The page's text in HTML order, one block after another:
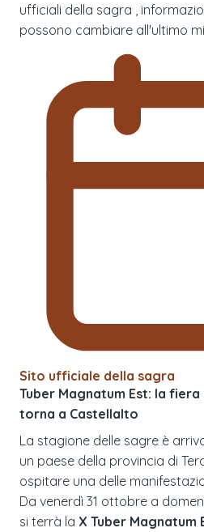
ufficiali della sagra ,
possono cambiare all'ultimo
Sito ufficiale della sagra
Tuber Magnatum Est: la
torna a Castellalto
La stagione delle sagre è
un paese della provincia di
ospitare una delle
Da venerdì 31 ottobre a
si terrà la X Tuber Magnatum